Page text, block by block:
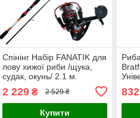
Спінінг Набір FANATIK для
лову хижої риби /щука,
судак, окунь/ 2.1 м.
2 229₴ 2 529 ₴
Купити
832